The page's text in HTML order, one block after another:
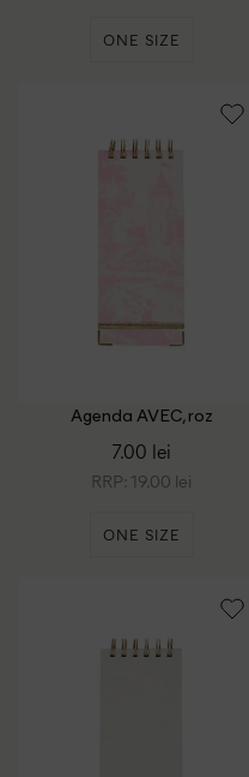
ONE SIZE
Agenda AVEC, roz
7.00 lei
RRP: 19.00 lei
ONE SIZE